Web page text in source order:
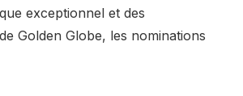
exceptionnel et des
Golden Globe, les nominations